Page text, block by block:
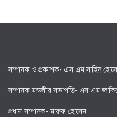
সম্পাদক ও প্রকাশক- এস এম সাহিদ
সম্পাদক মন্ডলীর সভাপতি- এস এম
প্রধান সম্পাদক- মারুফ হোসেন